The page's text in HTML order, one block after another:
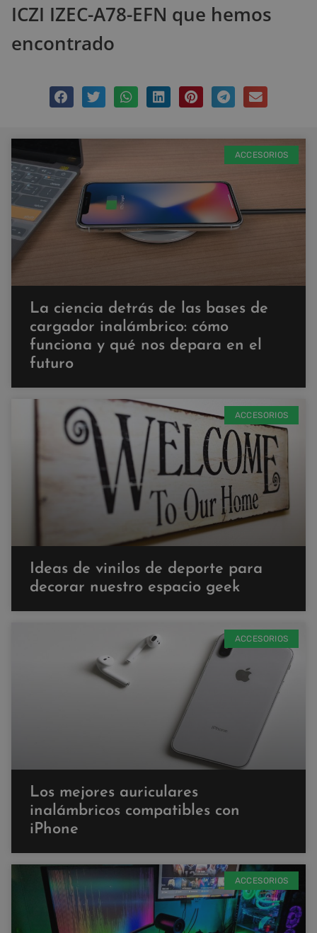
ICZI IZEC-A78-EFN que hemos
encontrado
ACCESORIOS
La ciencia detrás de las bases de
cargador inalámbrico: cómo
funciona y qué nos depara en el
futuro
ACCESORIOS
Ideas de vinilos de deporte para
decorar nuestro espacio geek
ACCESORIOS
Los mejores auriculares
inalámbricos compatibles con
iPhone
ACCESORIOS